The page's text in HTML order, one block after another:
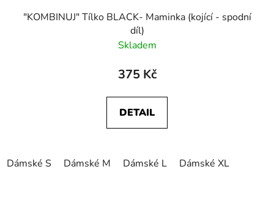
"KOMBINUJ" Tílko BLACK- Maminka (kojící - spodní
díl)
Skladem
375 Kč
DETAIL
Dámské S Dámské M Dámské L Dámské XL